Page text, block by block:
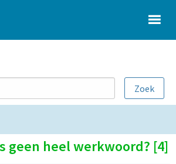
geen heel werkwoord? [4]